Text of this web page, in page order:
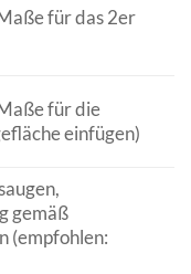
für das 2er
für die
einfügen)
gemäß
(empfohlen: